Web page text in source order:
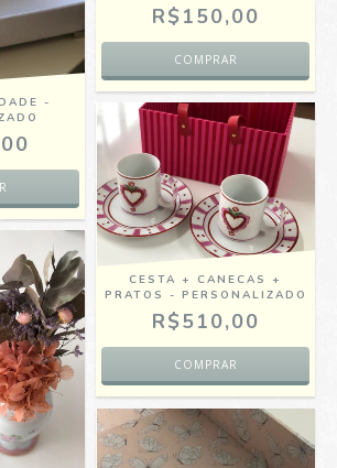
-
R$150,00
CESTA + CANECAS +
PRATOS - PERSONALIZADO
R$510,00